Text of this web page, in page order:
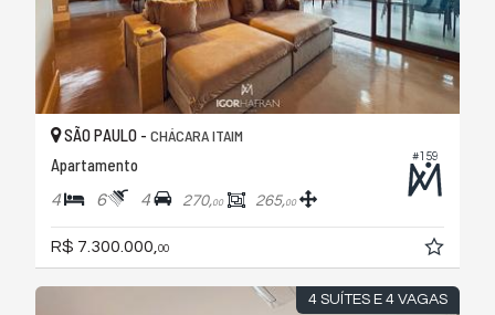
#159
SÃO PAULO - CHÁCARA ITAIM
Apartamento
4 6 4 270,00 265,00
R$ 7.300.000,00
4 SUÍTES E 4 VAGAS